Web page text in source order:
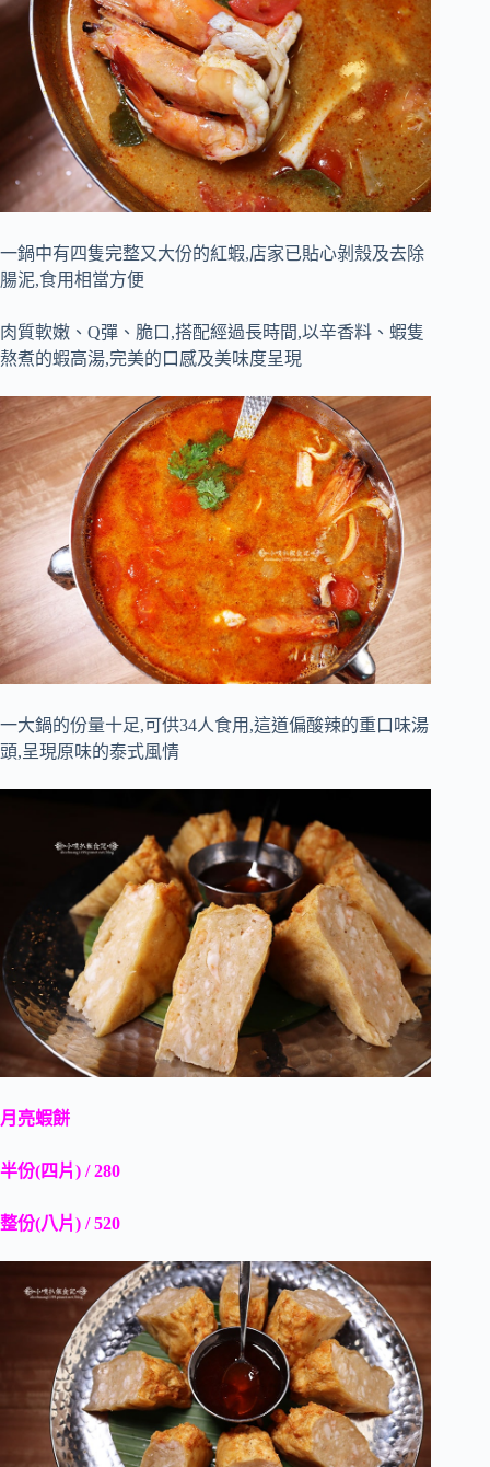
一鍋中有四隻完整又大份的紅蝦,店家已貼心剝殼及去除
腸泥,食用相當方便
肉質軟嫩、Q彈、脆口,搭配經過長時間,以辛香料、蝦隻
熬煮的蝦高湯,完美的口感及美味度呈現
一大鍋的份量十足,可供34人食用,這道偏酸辣的重口味湯
頭,呈現原味的泰式風情
月亮蝦餅
半份(四片) / 280
整份(八片) / 520